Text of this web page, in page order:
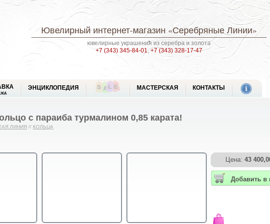
Ювелирный интернет-магазин «Серебряные Линии»
ювелирные украшения из серебра и золота
+7 (343) 345-84-01,+7 (343) 328-17-47
ЭНЦИКЛОПЕДИЯ МАСТЕРСКАЯ КОНТАКТЫ
с параиба турмалином 0,85 карата!
ЛИНИЯ // КОЛЬЦА
Цена: 43
Добавить в